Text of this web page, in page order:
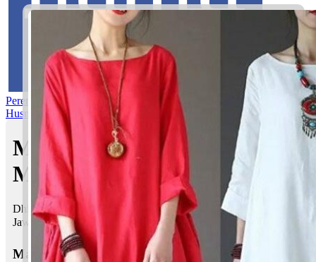
Perempuan Nama Pilihan Nama Gabungan Nama Rasul
Husna
Mom's Club
Maksud nama Dhia Awatif |
Maksud Nama dalam Islam
Dhia Awatif bermaksud Sinaran; Perasaan, kesayanganku
Jawi:ضيا عواطف
Masukkan Nama: